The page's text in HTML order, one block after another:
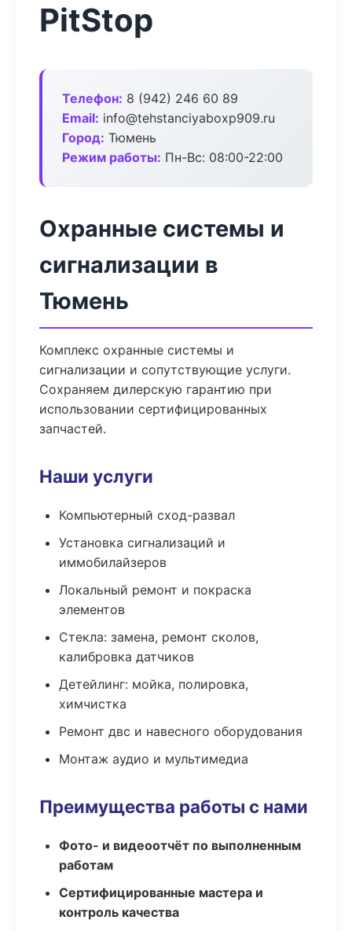
PitStop
Телефон: 8 (942) 246 60 89
Email: info@tehstanciyaboxp909.ru
Город: Тюмень
Режим работы: Пн-Вс: 08:00-22:00
Охранные системы и
сигнализации в
Тюмень
Комплекс охранные системы и
сигнализации и сопутствующие услуги.
Сохраняем дилерскую гарантию при
использовании сертифицированных
запчастей.
Наши услуги
Компьютерный сход-развал
Установка сигнализаций и
иммобилайзеров
Локальный ремонт и покраска
элементов
Стекла: замена, ремонт сколов,
калибровка датчиков
Детейлинг: мойка, полировка,
химчистка
Ремонт двс и навесного оборудования
Монтаж аудио и мультимедиа
Преимущества работы с нами
Фото- и видеоотчёт по выполненным
работам
Сертифицированные мастера и
контроль качества